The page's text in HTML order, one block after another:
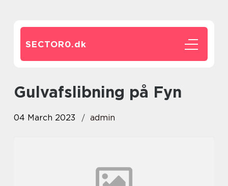
SECTOR0.dk
gulvafslibning på Fyn
04 March 2023 admin